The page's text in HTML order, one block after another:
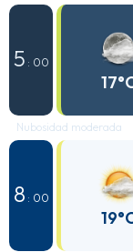
5 : 00
Nubosidad moderada
8 : 00